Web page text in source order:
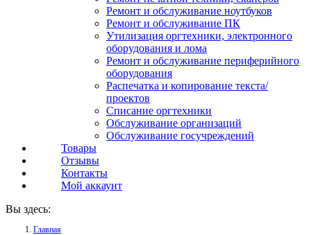
Ремонт и обслуживание ноутбуков
Ремонт и обслуживание ПК
Утилизация оргтехники, электронного
оборудования и лома
Ремонт и обслуживание периферийного
оборудования
Распечатка и копирование текста/
проектов
Списание оргтехники
Обслуживание организаций
Обслуживание госучреждений
Товары
Отзывы
Контакты
Мой аккаунт
Вы здесь:
Главная